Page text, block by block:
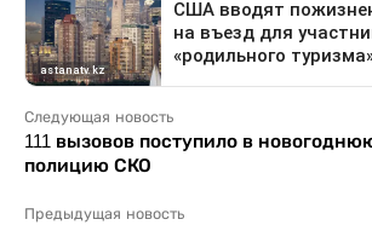
Следующая новость
111 вызовов поступило в
полицию СКО
Предыдущая новость